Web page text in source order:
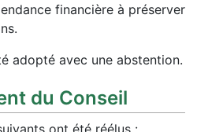
financière à préserver
adopté avec une abstention.
du Conseil